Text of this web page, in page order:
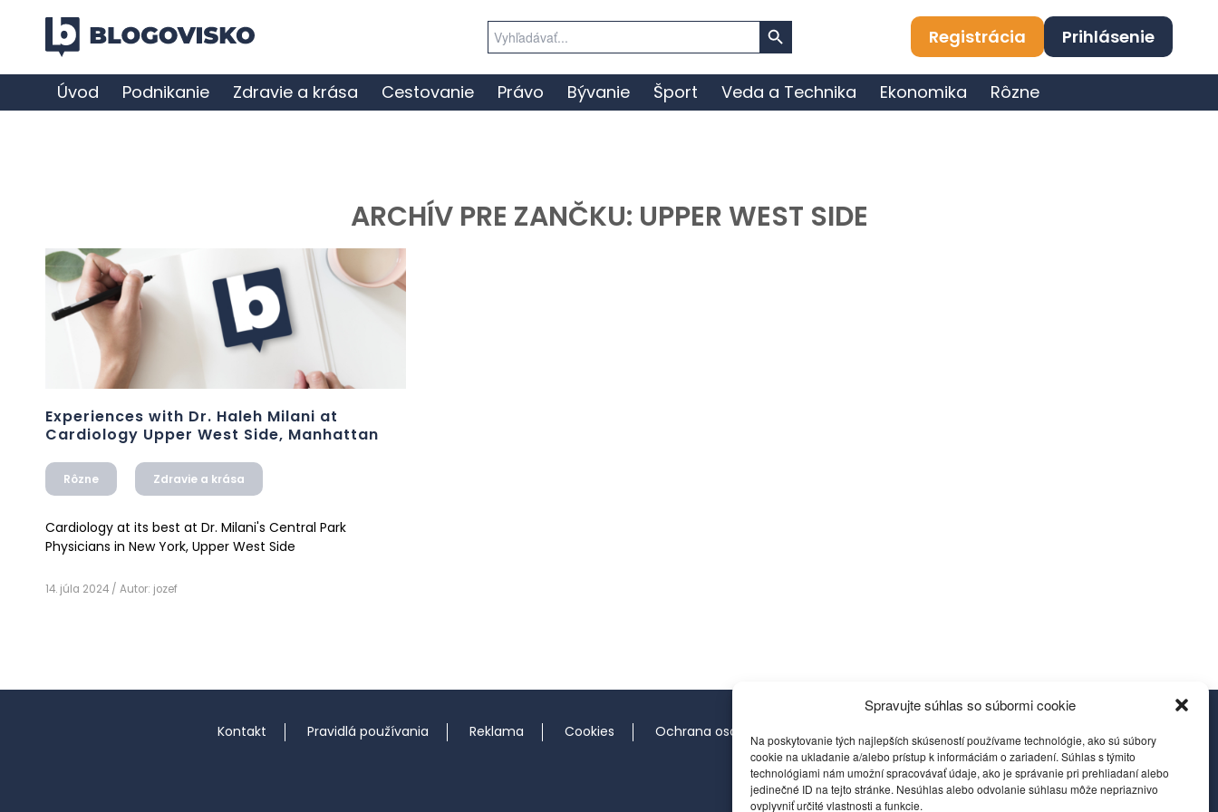
Spravujte súhlas so súbormi cookie
Na poskytovanie tých najlepších skúseností používame technológie, ako sú súbory
cookie na ukladanie a/alebo prístup k informáciám o zariadení. Súhlas s týmito
technológiami nám umožní spracovávať údaje, ako je správanie pri prehliadaní alebo
jedinečné ID na tejto stránke. Nesúhlas alebo odvolanie súhlasu môže nepriaznivo
ovplyvniť určité vlastnosti a funkcie.
for:
Search Button
Registrácia Prihlásenie
Úvod Podnikanie Zdravie a krása Cestovanie Právo Bývanie Šport Veda a Technika Ekonomika Rôzne
ARCHÍV PRE ZANČKU: UPPER WEST SIDE
Experiences with Dr. Haleh Milani at
Cardiology Upper West Side, Manhattan
Rôzne Zdravie a krása
Cardiology at its best at Dr. Milani's Central Park
Physicians in New York, Upper West Side
14. júla 2024 / Autor: jozef
Kontakt Pravidlá používania Reklama Cookies Ochrana osobných údajov